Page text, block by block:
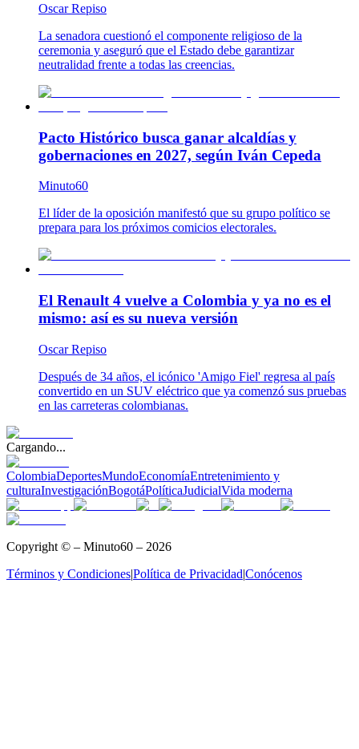
Oscar Repiso
La senadora cuestionó el componente religioso de la
ceremonia y aseguró que el Estado debe garantizar
neutralidad frente a todas las creencias.
Pacto Histórico busca ganar alcaldías y
gobernaciones en 2027, según Iván Cepeda
Minuto60
El líder de la oposición manifestó que su grupo político se
prepara para los próximos comicios electorales.
El Renault 4 vuelve a Colombia y ya no es el
mismo: así es su nueva versión
Oscar Repiso
Después de 34 años, el icónico 'Amigo Fiel' regresa al país
convertido en un SUV eléctrico que ya comenzó sus pruebas
en las carreteras colombianas.
Cargando...
ColombiaDeportesMundoEconomíaEntretenimiento y
culturaInvestigaciónBogotáPolíticaJudicialVida moderna
Copyright © – Minuto60 – 2026
Términos y Condiciones|Política de Privacidad|Conócenos